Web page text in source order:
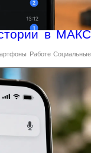
в МАКС
Работе Социальные